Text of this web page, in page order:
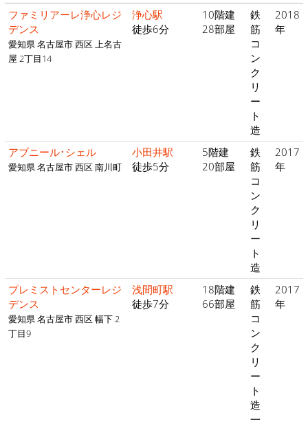
ファミリアーレ浄心レジ
デンス
愛知県 名古屋市 西区 上名古
屋 2丁目14
浄心駅
徒歩6分
10階建
28部屋
鉄
筋
コ
ン
ク
リ
ー
ト
造
2018
年
アブニール･シェル
愛知県 名古屋市 西区 南川町
小田井駅
徒歩5分
5階建
20部屋
鉄
筋
コ
ン
ク
リ
ー
ト
造
2017
年
プレミストセンターレジ
デンス
愛知県 名古屋市 西区 幅下 2
丁目9
浅間町駅
徒歩7分
18階建
66部屋
鉄
筋
コ
ン
ク
リ
ー
ト
造
一
2017
年